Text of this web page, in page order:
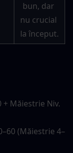
bun, dar
nu crucial
la început.
+ Măiestrie Niv.
(Măiestrie 4–